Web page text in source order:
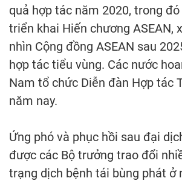
quả hợp tác năm 2020, trong
triển khai Hiến chương ASEAN,
nhìn Cộng đồng ASEAN sau
hợp tác tiểu vùng. Các nước
Nam tổ chức Diễn đàn Hợp tác
năm nay.
Ứng phó và phục hồi sau đại
được các Bộ trưởng trao đổi
trạng dịch bệnh tái bùng phát ở